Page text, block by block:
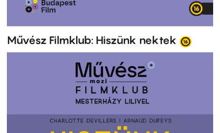
Művész Filmklub: Hiszünk nektek